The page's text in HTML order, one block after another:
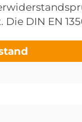
DIN EN